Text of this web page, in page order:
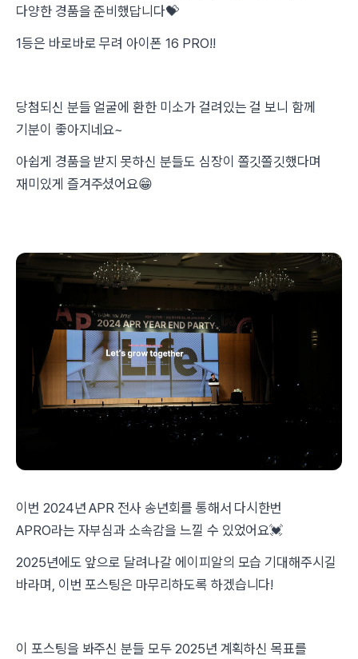
다양한 경품을 준비했답니다💝
1등은 바로바로 무려 아이폰 16 PRO!!
당첨되신 분들 얼굴에 환한 미소가 걸려있는 걸 보니 함께
기분이 좋아지네요~
아쉽게 경품을 받지 못하신 분들도 심장이 쫄깃쫄깃했다며
재미있게 즐겨주셨어요😁
이번 2024년 APR 전사 송년회를 통해서 다시한번
APRO라는 자부심과 소속감을 느낄 수 있었어요💓
2025년에도 앞으로 달려나갈 에이피알의 모습 기대해주시길
바라며, 이번 포스팅은 마무리하도록 하겠습니다!
이 포스팅을 봐주신 분들 모두 2025년 계획하신 목표를